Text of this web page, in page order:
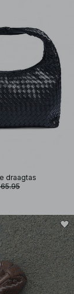
draagtas
65.95